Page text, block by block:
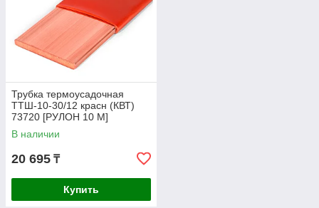
Трубка термоусадочная
ТТШ-10-30/12 красн (КВТ)
73720 [РУЛОН 10 М]
В наличии
20 695 ₸
Купить